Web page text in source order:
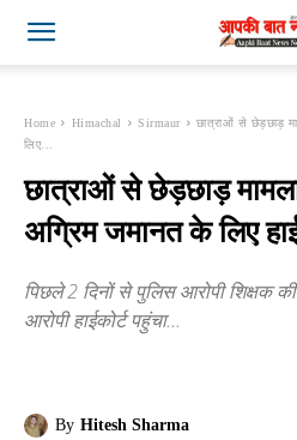
Home Himachal Sirmaur
छात्राओं से छेड़छाड़
लिए...
छात्राओं से छेड़छाड़
अग्रिम जमानत के लिए
पिछले 2 दिनों से पुलिस आरोपी शिक्षक
आरोपी हाईकोर्ट पहुंचा...
By Hitesh Sharma